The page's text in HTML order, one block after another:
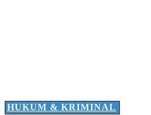
HUKUM & KRIMINAL